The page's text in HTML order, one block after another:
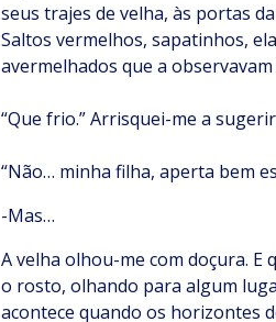
seus trajes de velha, às portas
Saltos vermelhos, sapatinhos,
avermelhados que a
“Que frio.” Arrisquei-me a
“Não… minha filha, aperta bem
-Mas…
A velha olhou-me com doçura. E
o rosto, olhando para algum
acontece quando os horizontes